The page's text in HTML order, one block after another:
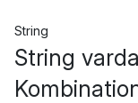
String
String